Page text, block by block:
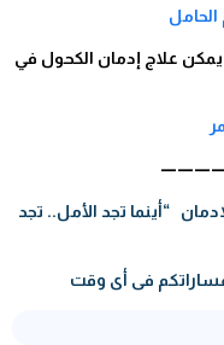
الحامل​
علاج إدمان الكحول في
“أينما تجد الأمل.. تجد
فى أى وقت